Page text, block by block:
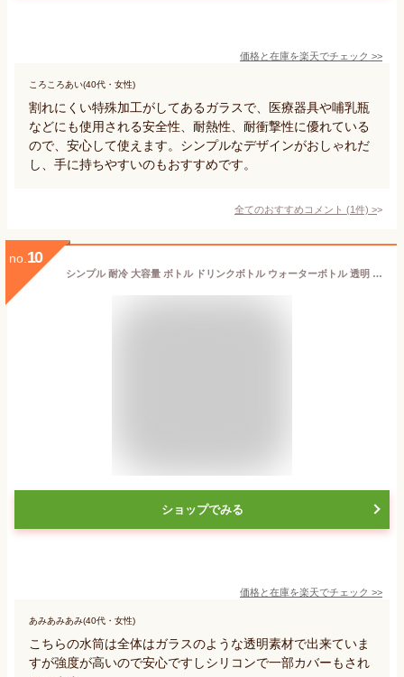
価格と在庫を楽天でチェック >>
ころころあい(40代・女性)
割れにくい特殊加工がしてあるガラスで、医療器具や哺乳瓶
などにも使用される安全性、耐熱性、耐衝撃性に優れている
ので、安心して使えます。シンプルなデザインがおしゃれだ
し、手に持ちやすいのもおすすめです。
全てのおすすめコメント (1件) >
no. 10
シンプル 耐冷 大容量 ボトル ドリンクボトル ウォーターボトル 透明 フィルター付き ガラス 水筒 断熱カバー付き おしゃれ 耐熱 480ml ガラス ボトル 直飲み 水 お茶 男女兼用 マイボトル 漏れ防止 軽量 持ち運び 仕事 おしゃれ 可愛い アウトドア 通勤 スポーツ 340ml
ショップでみる
価格と在庫を楽天でチェック >>
あみあみあみ(40代・女性)
こちらの水筒は全体はガラスのような透明素材で出来ていま
すが強度が高いので安心ですしシリコンで一部カバーもされ